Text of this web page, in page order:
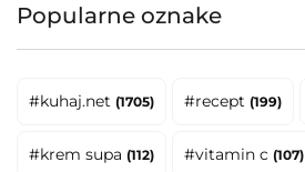
Popularne oznake
#kuhaj.net (1705) #recept (199)
#krem supa (112) #vitamin c (107)